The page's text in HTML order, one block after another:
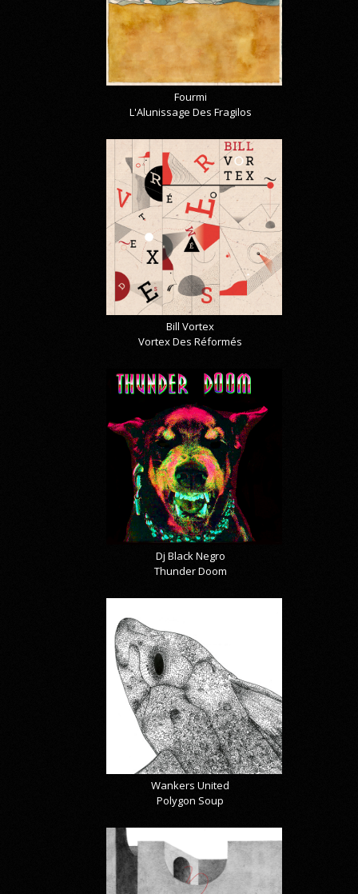
Fourmi
L'Alunissage Des Fragilos
Bill Vortex
Vortex Des Réformés
Dj Black Negro
Thunder Doom
Wankers United
Polygon Soup